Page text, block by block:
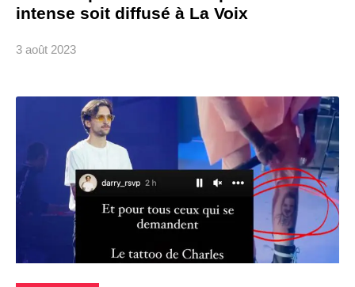
intense soit diffusé à La Voix
3 août 2023